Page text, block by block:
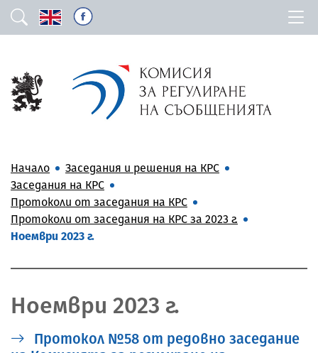
Начало
Заседания и решения на КРС
Заседания на КРС
Протоколи от заседания на КРС
Протоколи от заседания на КРС за 2023 г.
Ноември 2023 г.
Ноември 2023 г.
Протокол №58 от редовно заседание